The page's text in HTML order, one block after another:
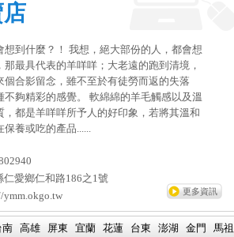
想到什麼？！ 我想，絕大部份的人，都會想
那最具代表的羊咩咩；大老遠的跑到清境，
個合影留念，雖不至於有徒勞而返的失落
不夠精彩的感覺。 軟綿綿的羊毛觸感以及溫
，都是羊咩咩所予人的好印象，若將其溫和
保養或吃的產品......
愛鄉仁和路186之1號
ymm.okgo.tw 更多資訊
南 高雄 屏東 宜蘭 花蓮 台東 澎湖 金門
馬祖